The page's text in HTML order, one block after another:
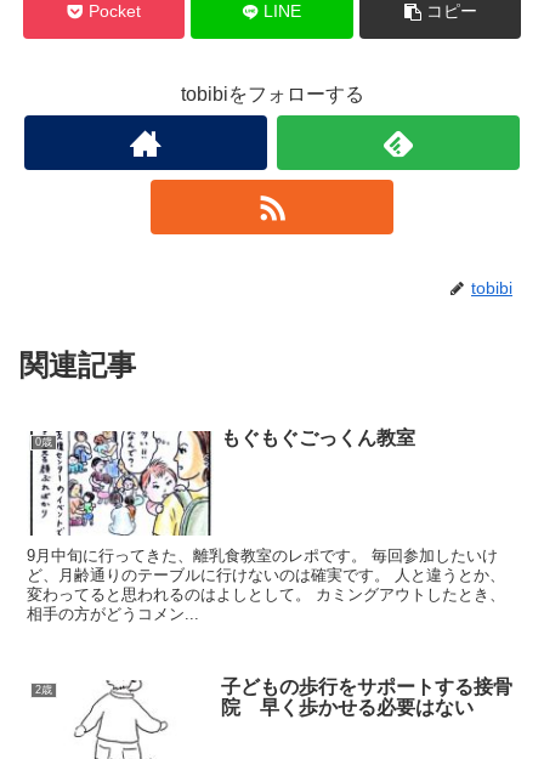
Pocket LINE コピー
tobibiをフォローする
tobibi
関連記事
0歳 もぐもぐごっくん教室
9月中旬に行ってきた、離乳食教室のレポです。 毎回参加したいけ
ど、月齢通りのテーブルに行けないのは確実です。 人と違うとか、
変わってると思われるのはよしとして。 カミングアウトしたとき、
相手の方がどうコメン...
2歳
子どもの歩行をサポートする接骨
院 早く歩かせる必要はない